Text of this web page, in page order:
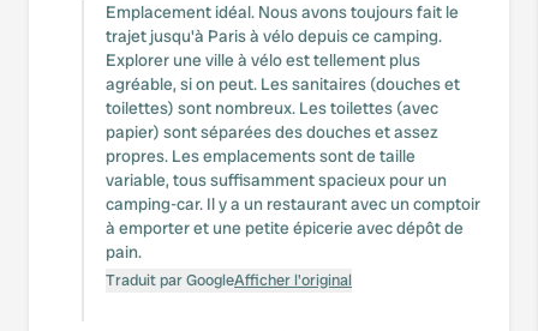
Emplacement idéal. Nous avons toujours fait le
trajet jusqu'à Paris à vélo depuis ce camping.
Explorer une ville à vélo est tellement plus
agréable, si on peut. Les sanitaires (douches et
toilettes) sont nombreux. Les toilettes (avec
papier) sont séparées des douches et assez
propres. Les emplacements sont de taille
variable, tous suffisamment spacieux pour un
camping-car. Il y a un restaurant avec un comptoir
à emporter et une petite épicerie avec dépôt de
pain.
Traduit par GoogleAfficher l'original